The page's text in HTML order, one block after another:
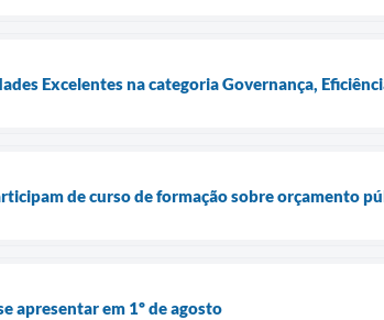
Excelentes na categoria Governança,
de curso de formação sobre orçamento
apresentar em 1º de agosto